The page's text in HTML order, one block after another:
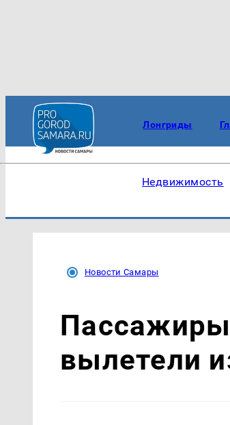
Лонгриды
Недвижимость
Новости Самары
вылетели